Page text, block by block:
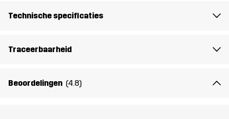
Technische specificaties
Traceerbaarheid
Beoordelingen (4.8)